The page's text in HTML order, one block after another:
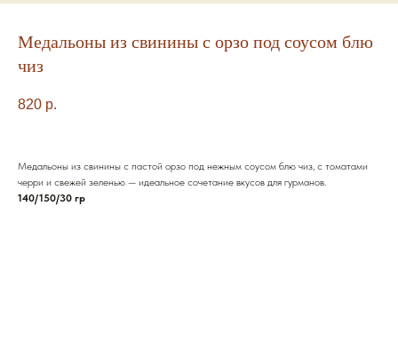
Медальоны из свинины с орзо под соусом блю
чиз
820 р.
Медальоны из свинины с пастой орзо под нежным соусом блю чиз, с томатами
черри и свежей зеленью — идеальное сочетание вкусов для гурманов.
140/150/30 гр